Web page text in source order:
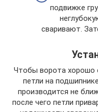
подвижке
сваривают.
Чтобы ворота хорошо
петли на
производится не
после чего петли